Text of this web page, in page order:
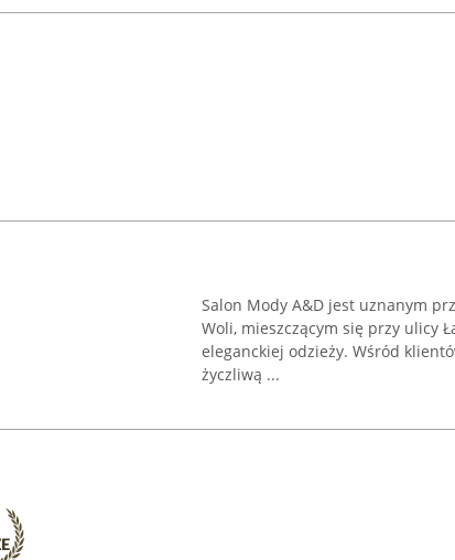
Salon Mody A&D jest uznanym
Woli, mieszczącym się przy ulicy
eleganckiej odzieży. Wśród
życzliwą ...